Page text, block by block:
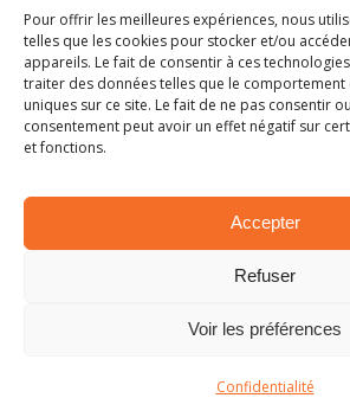
Pour offrir les meilleures expériences, nous
telles que les cookies pour stocker et/ou
appareils. Le fait de consentir à ces
traiter des données telles que le comportement
uniques sur ce site. Le fait de ne pas consentir
consentement peut avoir un effet négatif sur
et fonctions.
Accepter
Refuser
Voir les préférences
Confidentialité